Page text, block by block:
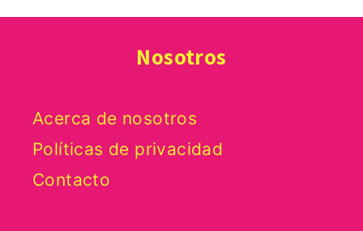
Nosotros
Acerca de nosotros
Políticas de privacidad
Contacto